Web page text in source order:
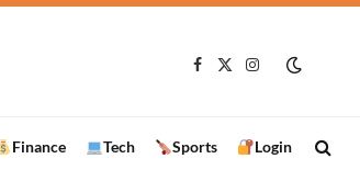
Facebook
X
Instagram
Finance Tech Sports Login